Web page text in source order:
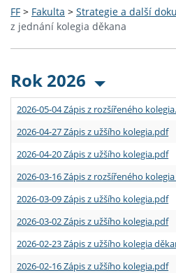
FF > Fakulta > Strategie a další
z jednání kolegia děkana
Rok 2026
2026-05-04 Zápis z rozšířeného
2026-04-27 Zápis z užšího kolegia.pdf
2026-04-20 Zápis z užšího kolegia.pdf
2026-03-16 Zápis z rozšířeného
2026-03-09 Zápis z užšího kolegia.pdf
2026-03-02 Zápis z užšího kolegia.pdf
2026-02-23 Zápis z užšího kolegia
2026-02-16 Zápis z užšího kolegia.pdf